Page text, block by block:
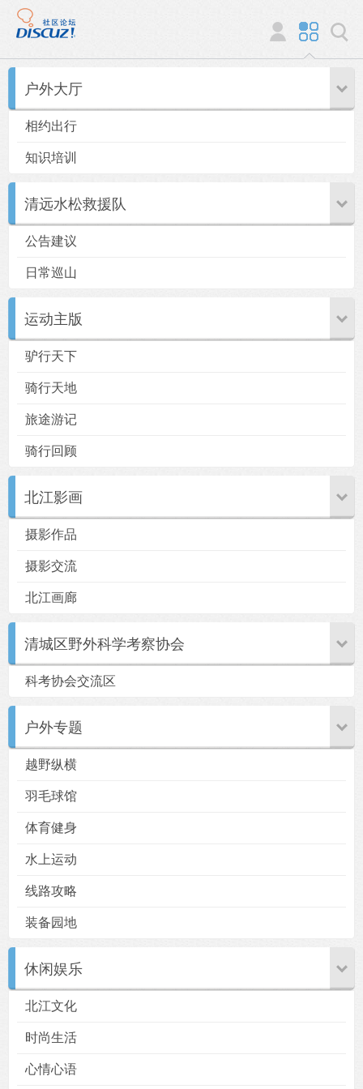
户外大厅
相约出行
知识培训
清远水松救援队
公告建议
日常巡山
运动主版
驴行天下
骑行天地
旅途游记
骑行回顾
北江影画
摄影作品
摄影交流
北江画廊
清城区野外科学考察协会
科考协会交流区
户外专题
越野纵横
羽毛球馆
体育健身
水上运动
线路攻略
装备园地
休闲娱乐
北江文化
时尚生活
心情心语